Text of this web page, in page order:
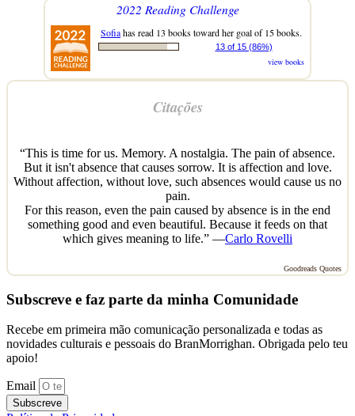
2022 Reading Challenge
Sofiahas read 13 books toward her goal of 15 books.
13 of 15 (86%)
view books
Citações
“This is time for us. Memory. A nostalgia. The pain of absence.
But it isn't absence that causes sorrow. It is affection and love.
Without affection, without love, such absences would cause us no
pain.
For this reason, even the pain caused by absence is in the end
something good and even beautiful. Because it feeds on that
which gives meaning to life.” —Carlo Rovelli
Goodreads Quotes
Subscreve e faz parte da minha Comunidade
Recebe em primeira mão comunicação personalizada e todas as
novidades culturais e pessoais do BranMorrighan. Obrigada pelo teu
apoio!
Email
Subscreve